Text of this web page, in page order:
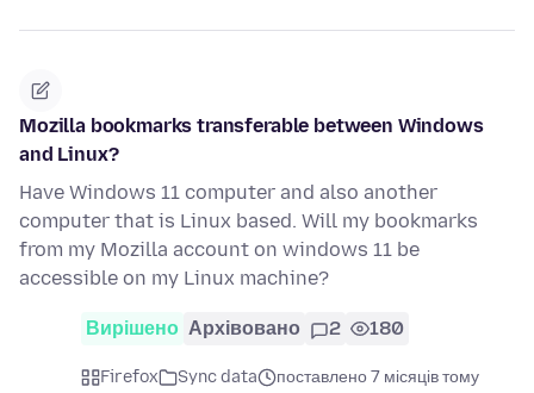
Mozilla bookmarks transferable between Windows
and Linux?
Have Windows 11 computer and also another
computer that is Linux based. Will my bookmarks
from my Mozilla account on windows 11 be
accessible on my Linux machine?
Вирішено Архівовано 2 180
Firefox Sync data
поставлено 7 місяців тому